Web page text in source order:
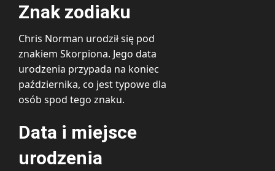
Znak zodiaku
Chris Norman urodził się pod
znakiem Skorpiona. Jego data
urodzenia przypada na koniec
października, co jest typowe dla
osób spod tego znaku.
Data i miejsce
urodzenia